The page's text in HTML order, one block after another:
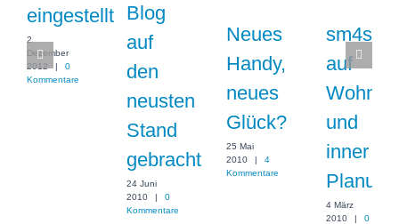
eingestellt
2
Dezember
2012
|
0
Kommentare
Blog
auf
den
neusten
Stand
gebracht
24 Juni
2010
|
0
Kommentare
Neues
Handy,
neues
Glück?
25 Mai
2010
|
4
Kommentare
sm4sh
auf
und
inner
Planung
4 März
2010
|
0